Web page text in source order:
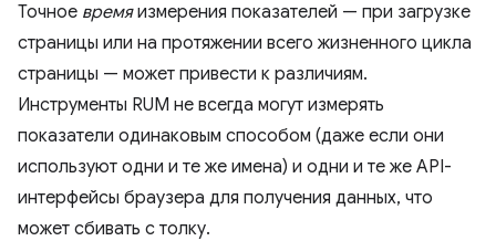
Точное времяизмерения показателей — при загрузке
страницы или на протяжении всего жизненного цикла
страницы — может привести к различиям.
Инструменты RUM не всегда могут измерять
показатели одинаковым способом (даже если они
используют одни и те же имена) и одни и те же API-
интерфейсы браузера для получения данных, что
может сбивать с толку.